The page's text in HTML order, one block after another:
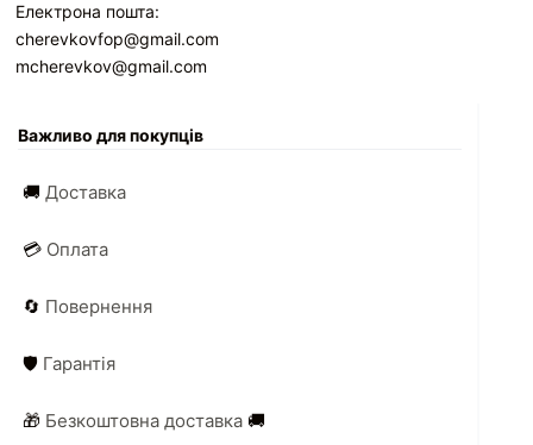
Електрона пошта:
cherevkovfop@gmail.com
mcherevkov@gmail.com
Важливо для покупців
🚚Доставка
💳 Оплата
🔄 Повернення
🛡️ Гарантія
🎁 Безкоштовна доставка 🚚